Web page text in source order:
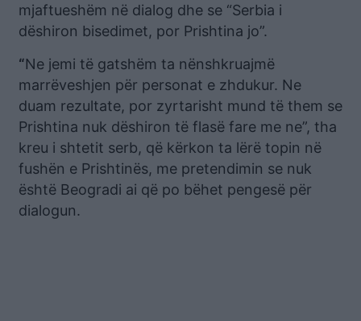
mjaftueshëm në dialog dhe se “Serbia i
dëshiron bisedimet, por Prishtina jo”.
“Ne jemi të gatshëm ta nënshkruajmë
marrëveshjen për personat e zhdukur. Ne
duam rezultate, por zyrtarisht mund të them se
Prishtina nuk dëshiron të flasë fare me ne”, tha
kreu i shtetit serb, që kërkon ta lërë topin në
fushën e Prishtinës, me pretendimin se nuk
është Beogradi ai që po bëhet pengesë për
dialogun.